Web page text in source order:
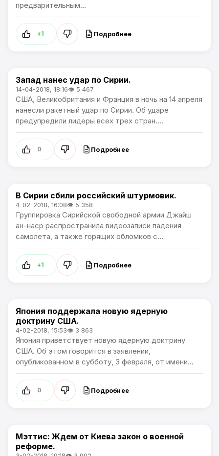
предварительным...
+1 Подробнее
В мире
Запад нанес удар по Сирии.
14-04-2018, 18:16👁 5 467
США, Великобритания и Франция в ночь на 14 апреля
нанесли ракетный удар по Сирии. Об ударе
предупредили лидеры всех трех стран....
0 Подробнее
В мире
В Сирии сбили российский штурмовик.
4-02-2018, 16:08👁 5 358
Группировка Сирийской свободной армии Джайш
ан-наср распространила видеозаписи падения
самолета, а также горящих обломков с...
+1 Подробнее
В мире
Япония поддержала новую ядерную
доктрину США.
4-02-2018, 15:53👁 3 863
Япония приветствует новую ядерную доктрину
США. Об этом говорится в заявлении,
опубликованном в субботу, 3 февраля, от имени...
0 Подробнее
В мире
Мэттис: Ждем от Киева закон о военной
реформе.